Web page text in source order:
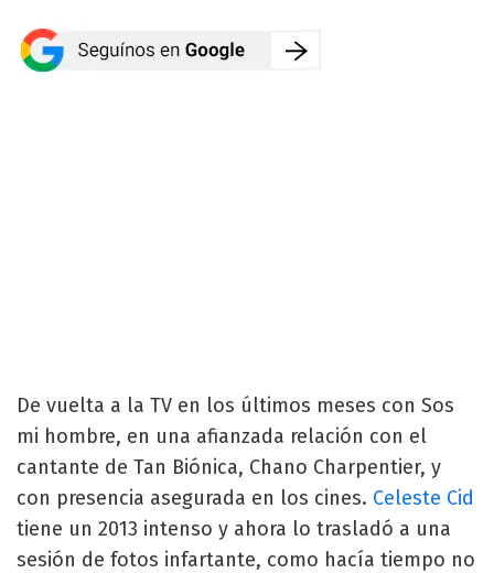
De vuelta a la TV en los últimos meses con Sos
mi hombre, en una afianzada relación con el
cantante de Tan Biónica, Chano Charpentier, y
con presencia asegurada en los cines. Celeste Cid
tiene un 2013 intenso y ahora lo trasladó a una
sesión de fotos infartante, como hacía tiempo no